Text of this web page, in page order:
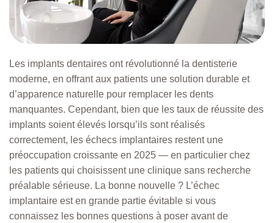
Les implants dentaires ont révolutionné la dentisterie
moderne, en offrant aux patients une solution durable et
d’apparence naturelle pour remplacer les dents
manquantes. Cependant, bien que les taux de réussite des
implants soient élevés lorsqu’ils sont réalisés
correctement, les échecs implantaires restent une
préoccupation croissante en 2025 — en particulier chez
les patients qui choisissent une clinique sans recherche
préalable sérieuse. La bonne nouvelle ? L’échec
implantaire est en grande partie évitable si vous
connaissez les bonnes questions à poser avant de